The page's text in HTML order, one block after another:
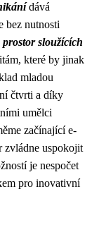
dává
bez nutnosti
prostor sloužících
které by jinak
mladou
čtvrti a díky
umělci
začínající e-
zvládne uspokojit
je nespočet
pro inovativní